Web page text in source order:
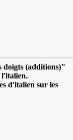
doigts (additions)"
l'italien.
d'italien sur les